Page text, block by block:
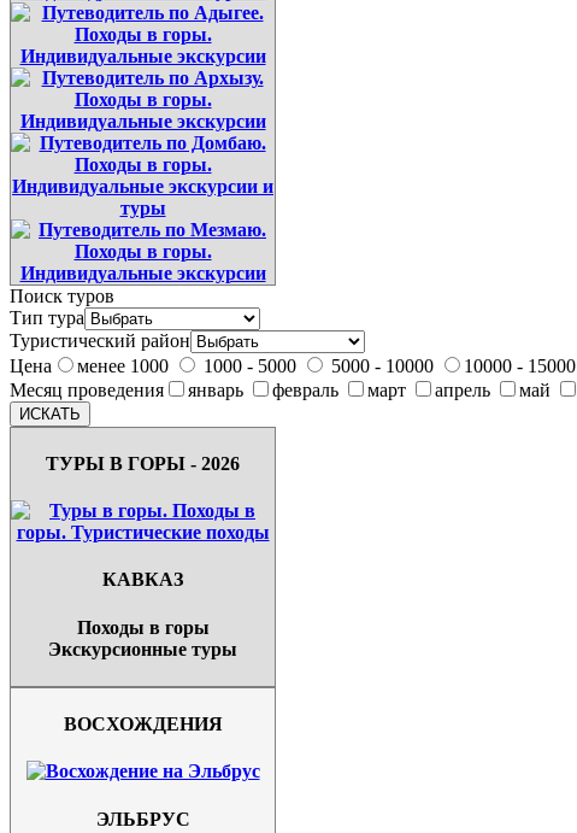
Поиск туров
Тип тура
Туристический район
Цена
менее 1000 1000 - 5000 5000 - 10000 10000 - 15000
Месяц проведения
январь февраль март апрель май
ТУРЫ В ГОРЫ - 2026
КАВКАЗ
Походы в горы
Экскурсионные туры
ВОСХОЖДЕНИЯ
ЭЛЬБРУС